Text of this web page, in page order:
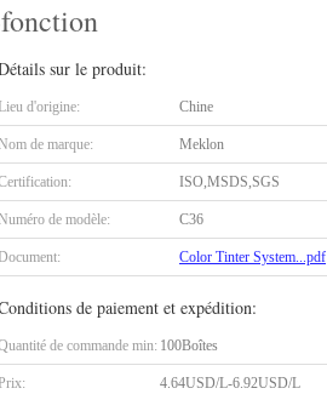
sur le produit:
d'origine: Chine
de marque: Meklon
ISO,MSDS,SGS
de modèle: C36
Color Tinter System...pdf
de paiement et expédition:
de commande min: 100Boîtes
4.64USD/L-6.92USD/L